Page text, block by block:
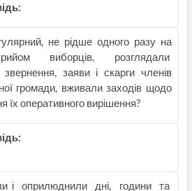
не рідше одного разу на
виборців, розглядали
звернення, заяви і скарги членів
громади, вживали заходів щодо
їх оперативного вирішення?
і оприлюднили дні, години та